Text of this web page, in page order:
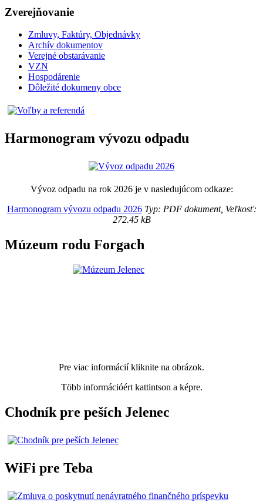
Zverejňovanie
Zmluvy, Faktúry, Objednávky
Archív dokumentov
Verejné obstarávanie
VZN
Hospodárenie
Dôležité dokumeny obce
Harmonogram vývozu odpadu
Vývoz odpadu na rok 2026 je v nasledujúcom odkaze:
Harmonogram vývozu odpadu 2026Typ: PDF dokument, Veľkosť:
272.45 kB
Múzeum rodu Forgach
Pre viac informácií kliknite na obrázok.
Több információért kattintson a képre.
Chodník pre peších Jelenec
WiFi pre Teba